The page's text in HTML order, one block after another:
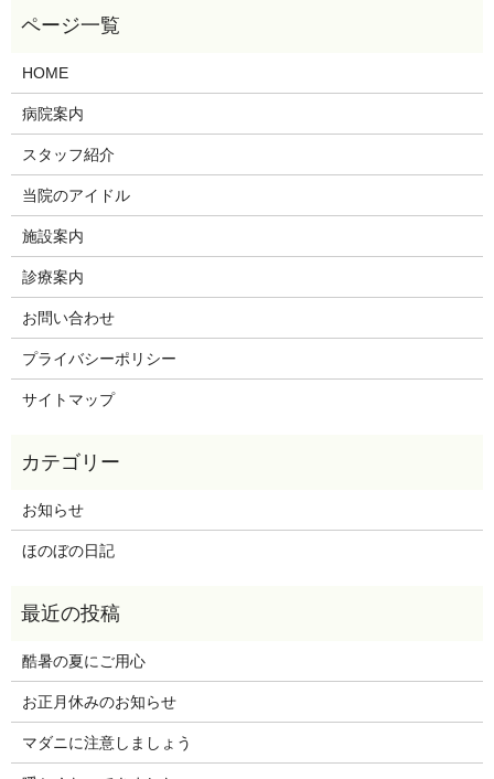
HOME
病院案内
スタッフ紹介
当院のアイドル
施設案内
診療案内
お問い合わせ
プライバシーポリシー
サイトマップ
お知らせ
ほのぼの日記
酷暑の夏にご用心
お正月休みのお知らせ
マダニに注意しましょう